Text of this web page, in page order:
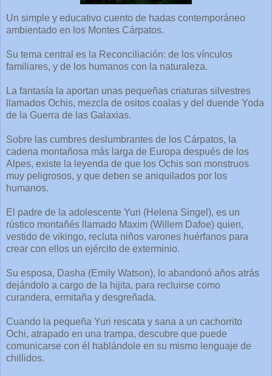
Un simple y educativo cuento de hadas contemporáneo
ambientado en los Montes Cárpatos.
Su tema central es la Reconciliación: de los vínculos
familiares, y de los humanos con la naturaleza.
La fantasía la aportan unas pequeñas criaturas silvestres
llamados Ochis, mezcla de ositos coalas y del duende Yoda
de la Guerra de las Galaxias.
Sobre las cumbres deslumbrantes de los Cárpatos, la
cadena montañosa más larga de Europa después de los
Alpes, existe la leyenda de que los Ochis son monstruos
muy peligrosos, y que deben se aniquilados por los
humanos.
El padre de la adolescente Yuri (Helena Singel), es un
rústico montañés llamado Maxim (Willem Dafoe) quien,
vestido de vikingo, recluta niños varones huérfanos para
crear con ellos un ejército de exterminio.
Su esposa, Dasha (Emily Watson), lo abandonó años atrás
dejándolo a cargo de la hijita, para recluirse como
curandera, ermitaña y desgreñada.
Cuando la pequeña Yuri rescata y sana a un cachorrito
Ochi, atrapado en una trampa, descubre que puede
comunicarse con él hablándole en su mismo lenguaje de
chillidos.